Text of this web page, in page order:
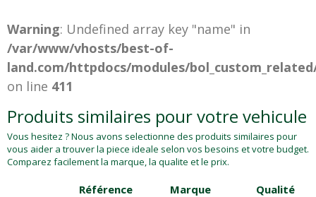
Warning: Undefined array key "name" in
/var/www/vhosts/best-of-
land.com/httpdocs/modules/
on line 411
Produits similaires pour votre vehicule
Vous hesitez ? Nous avons selectionne des produits similaires pour
vous aider a trouver la piece ideale selon vos besoins et votre budget.
Comparez facilement la marque, la qualite et le prix.
Référence Marque Qualité